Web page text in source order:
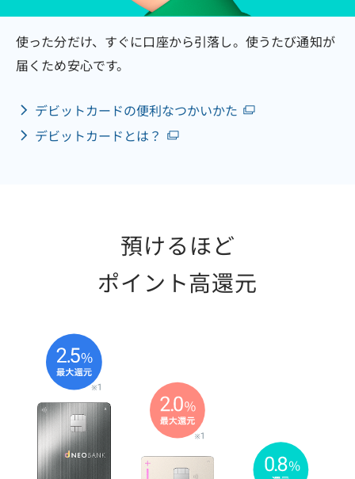
使った分だけ、すぐに口座から引落し。使うたび通知が
届くため安心です。
デビットカードの便利なつかいかた
デビットカードとは？
預けるほど
ポイント高還元